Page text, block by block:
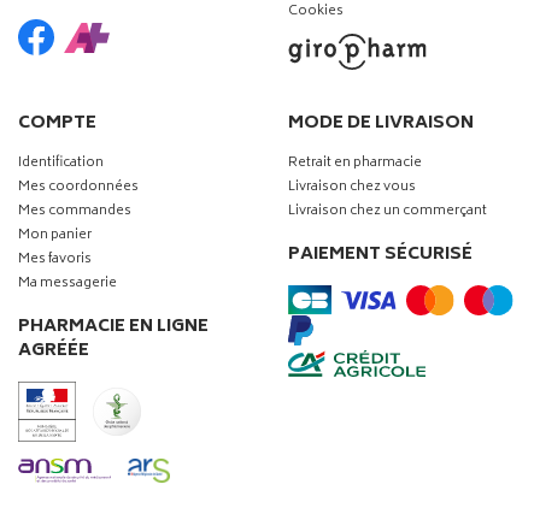
Cookies
COMPTE
Identification
Mes coordonnées
Mes commandes
Mon panier
Mes favoris
Ma messagerie
PHARMACIE EN LIGNE
AGRÉÉE
MODE DE LIVRAISON
Retrait en pharmacie
Livraison chez vous
Livraison chez un commerçant
PAIEMENT SÉCURISÉ